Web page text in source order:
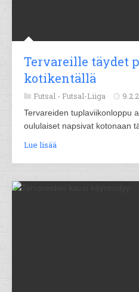
Tervareille täydet
kotikentällä
Futsal - Futsal-Liiga
Tervareiden tuplaviikonloppu
oululaiset napsivat kotonaan
Lue lisää